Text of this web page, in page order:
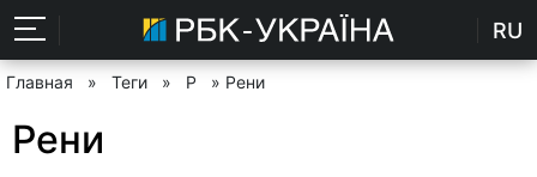
RU
Главная » Теги » Р » Рени
Рени